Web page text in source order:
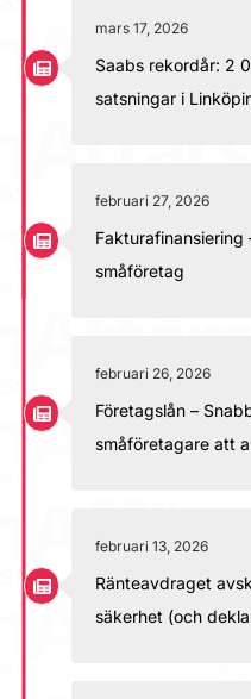
mars 17, 2026
Saabs rekordår: 2
satsningar i
februari 27, 2026
småföretag
februari 26, 2026
Företagslån –
småföretagare att
februari 13, 2026
Ränteavdraget
säkerhet (och